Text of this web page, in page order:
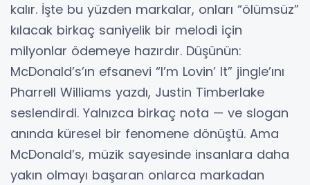
kalır. İşte bu yüzden markalar, onları “ölümsüz”
kılacak birkaç saniyelik bir melodi için
milyonlar ödemeye hazırdır. Düşünün:
McDonald’s’ın efsanevi “I’m Lovin’ It” jingle’ını
Pharrell Williams yazdı, Justin Timberlake
seslendirdi. Yalnızca birkaç nota — ve slogan
anında küresel bir fenomene dönüştü. Ama
McDonald’s, müzik sayesinde insanlara daha
yakın olmayı başaran onlarca markadan